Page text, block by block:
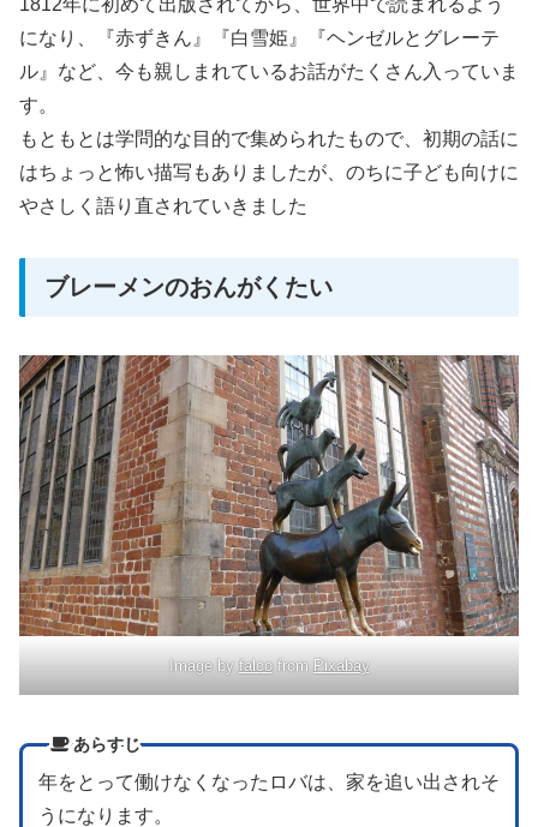
1812年に初めて出版されてから、世界中で読まれるよう
になり、『赤ずきん』『白雪姫』『ヘンゼルとグレーテ
ル』など、今も親しまれているお話がたくさん入っていま
す。
もともとは学問的な目的で集められたもので、初期の話に
はちょっと怖い描写もありましたが、のちに子ども向けに
やさしく語り直されていきました
ブレーメンのおんがくたい
Image by falcofrom Pixabay
あらすじ
年をとって働けなくなったロバは、家を追い出されそ
うになります。